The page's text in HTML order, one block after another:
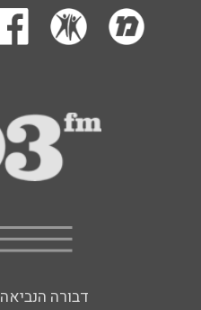
דבורה הנביאה 6, רמת השרון